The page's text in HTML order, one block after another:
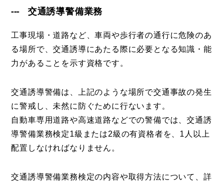
交通誘導警備業務
工事現場・道路など、車両や歩行者の通行に危険のあ
る場所で、交通誘導にあたる際に必要となる知識・能
力があることを示す資格です。
交通誘導警備は、上記のような場所で交通事故の発生
に警戒し、未然に防ぐために行ないます。
自動車専用道路や高速道路などでの警備では、交通誘
導警備業務検定1級または2級の有資格者を、1人以上
配置しなければなりません。
交通誘導警備業務検定の内容や取得方法について、詳